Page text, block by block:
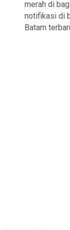
merah di
notifikasi di
Batam